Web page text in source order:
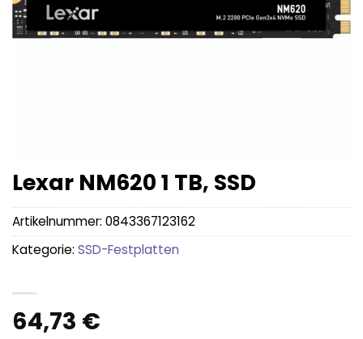
Lexar NM620 1 TB, SSD
64,73 €
Artikelnummer: 0843367123162
Kategorie: SSD-Festplatten